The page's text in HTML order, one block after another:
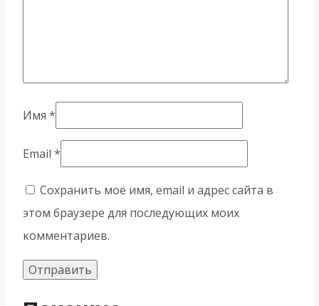
Имя *
Email *
Сохранить моё имя, email и адрес сайта в
этом браузере для последующих моих
комментариев.